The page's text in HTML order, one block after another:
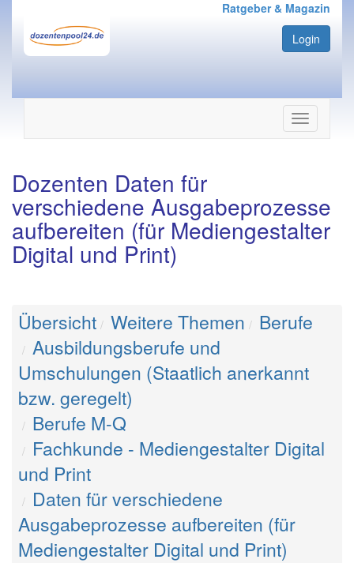
Ratgeber & Magazin
Login
Navigation
ein-/
Dozenten Daten für
verschiedene Ausgabeprozesse
aufbereiten (für Mediengestalter
Digital und Print)
Übersicht Weitere Themen
Berufe
Ausbildungsberufe und
Umschulungen (Staatlich anerkannt
bzw. geregelt)
Berufe M-Q
Fachkunde - Mediengestalter Digital
und Print
Daten für verschiedene
Ausgabeprozesse aufbereiten (für
Mediengestalter Digital und Print)